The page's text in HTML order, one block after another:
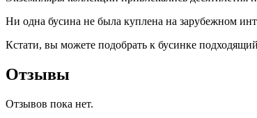
Ни одна бусина не была куплена на зарубежном
Кстати, вы можете подобрать к бусинке
Отзывы
Отзывов пока нет.